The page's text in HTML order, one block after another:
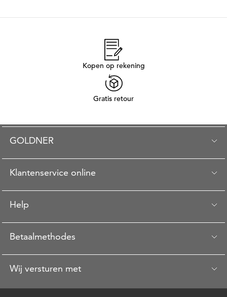
Kopen op rekening
Gratis retour
GOLDNER
Klantenservice online
Help
Betaalmethodes
Wij versturen met